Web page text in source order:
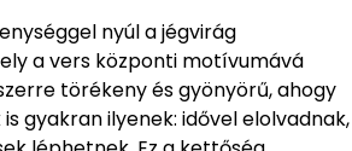
nyúl a jégvirág
a vers központi motívumává
törékeny és gyönyörű, ahogy
gyakran ilyenek: idővel elolvadnak,